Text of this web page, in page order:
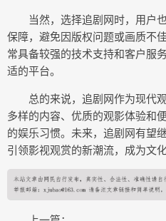
当然，选择追剧网时，用户
保障，避免因版权问题或画质不
常具备较强的技术支持和客户服
适的平台。
总的来说，追剧网作为现代
多样的内容、优质的观影体验和
的娱乐习惯。未来，追剧网有望
引领影视观赏的新潮流，成为文